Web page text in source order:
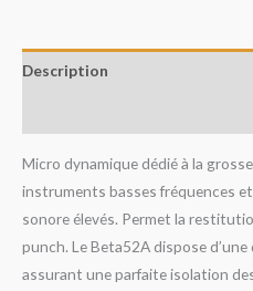
Description
Micro dynamique dédié à la
instruments basses fréquences
sonore élevés. Permet la
punch. Le Beta52A dispose
assurant une parfaite isolation